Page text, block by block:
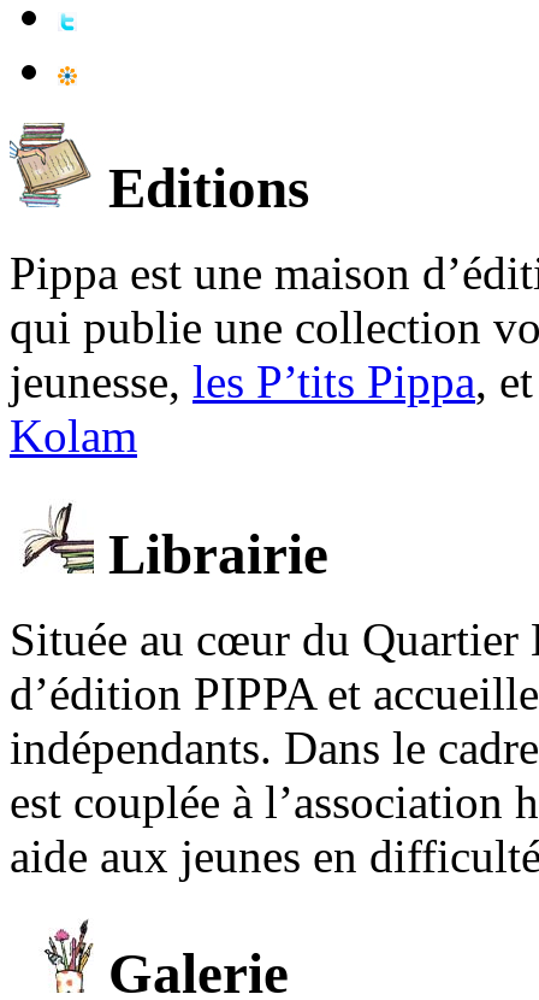
Editions
Pippa est une maison
qui publie une collection
jeunesse, les P’tits Pippa,
Kolam
Librairie
Située au cœur du Quartier
d’édition PIPPA et
indépendants. Dans le
est couplée à l’association
aide aux jeunes en
Galerie